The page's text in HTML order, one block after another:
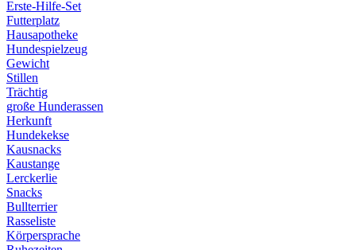
Erste-Hilfe-Set
Futterplatz
Hausapotheke
Hundespielzeug
Gewicht
Stillen
Trächtig
große Hunderassen
Herkunft
Hundekekse
Kausnacks
Kaustange
Lerckerlie
Snacks
Bullterrier
Rasseliste
Körpersprache